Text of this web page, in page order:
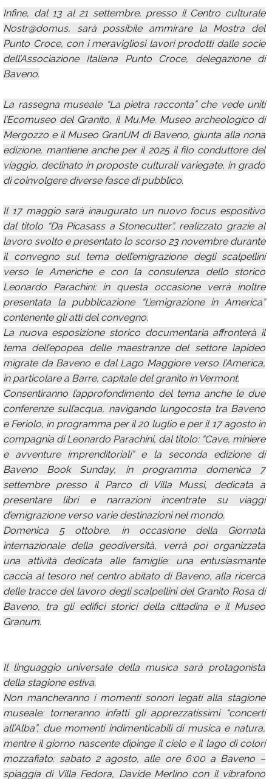
Infine, dal 13 al 21 settembre, presso il Centro culturale
Nostr@domus, sarà possibile ammirare la Mostra del
Punto Croce, con i meravigliosi lavori prodotti dalle socie
dell’Associazione Italiana Punto Croce, delegazione di
Baveno.
La rassegna museale “La pietra racconta” che vede uniti
l’Ecomuseo del Granito, il Mu.Me. Museo archeologico di
Mergozzo e il Museo GranUM di Baveno, giunta alla nona
edizione, mantiene anche per il 2025 il filo conduttore del
viaggio, declinato in proposte culturali variegate, in grado
di coinvolgere diverse fasce di pubblico.
Il 17 maggio sarà inaugurato un nuovo focus espositivo
dal titolo “Da Picasass a Stonecutter”, realizzato grazie al
lavoro svolto e presentato lo scorso 23 novembre durante
il convegno sul tema dell’emigrazione degli scalpellini
verso le Americhe e con la consulenza dello storico
Leonardo Parachini; in questa occasione verrà inoltre
presentata la pubblicazione “L’emigrazione in America”
contenente gli atti del convegno.
La nuova esposizione storico documentaria affronterà il
tema dell’epopea delle maestranze del settore lapideo
migrate da Baveno e dal Lago Maggiore verso l’America,
in particolare a Barre, capitale del granito in Vermont.
Consentiranno l’approfondimento del tema anche le due
conferenze sull’acqua, navigando lungocosta tra Baveno
e Feriolo, in programma per il 20 luglio e per il 17 agosto in
compagnia di Leonardo Parachini, dal titolo: “Cave, miniere
e avventure imprenditoriali” e la seconda edizione di
Baveno Book Sunday, in programma domenica 7
settembre presso il Parco di Villa Mussi, dedicata a
presentare libri e narrazioni incentrate su viaggi
d’emigrazione verso varie destinazioni nel mondo.
Domenica 5 ottobre, in occasione della Giornata
internazionale della geodiversità, verrà poi organizzata
una attività dedicata alle famiglie: una entusiasmante
caccia al tesoro nel centro abitato di Baveno, alla ricerca
delle tracce del lavoro degli scalpellini del Granito Rosa di
Baveno, tra gli edifici storici della cittadina e il Museo
Granum.
Il linguaggio universale della musica sarà protagonista
della stagione estiva.
Non mancheranno i momenti sonori legati alla stagione
museale: torneranno infatti gli apprezzatissimi “concerti
all’Alba”, due momenti indimenticabili di musica e natura,
mentre il giorno nascente dipinge il cielo e il lago di colori
mozzafiato: sabato 2 agosto, alle ore 6:00 a Baveno –
spiaggia di Villa Fedora, Davide Merlino con il vibrafono